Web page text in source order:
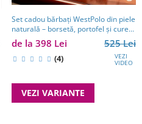
Set cadou bărbați WestPolo din piele
naturală – borsetă, portofel și curea
premium
525 Lei
de la 398 Lei
(4) VEZI
VIDEO
VEZI VARIANTE